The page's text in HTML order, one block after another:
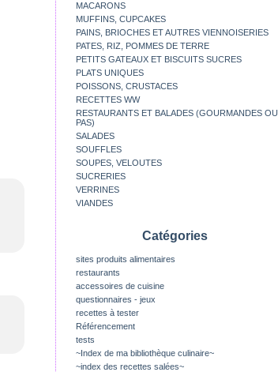
MACARONS
MUFFINS, CUPCAKES
PAINS, BRIOCHES ET AUTRES VIENNOISERIES
PATES, RIZ, POMMES DE TERRE
PETITS GATEAUX ET BISCUITS SUCRES
PLATS UNIQUES
POISSONS, CRUSTACES
RECETTES WW
RESTAURANTS ET BALADES (GOURMANDES OU
PAS)
SALADES
SOUFFLES
SOUPES, VELOUTES
SUCRERIES
VERRINES
VIANDES
Catégories
sites produits alimentaires
restaurants
accessoires de cuisine
questionnaires - jeux
recettes à tester
Référencement
tests
~Index de ma bibliothèque culinaire~
~index des recettes salées~